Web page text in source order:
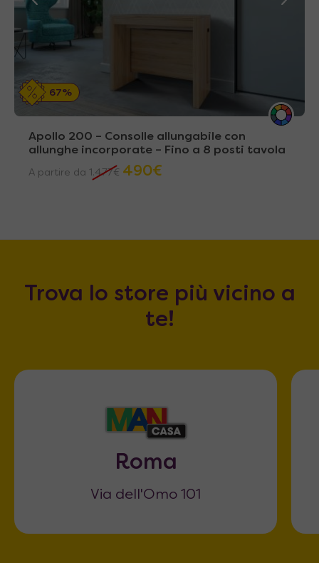
67%
Apollo 200 – Consolle allungabile con
allunghe incorporate – Fino a 8 posti tavola
A partire da 1.477€ 490€
Trova lo store più vicino a
te!
Roma
Via dell'Omo 101